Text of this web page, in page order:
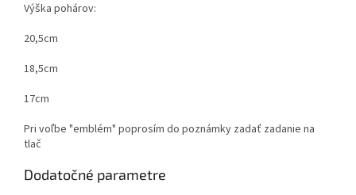
Výška pohárov:
20,5cm
18,5cm
17cm
Pri voľbe "emblém" poprosím do poznámky zadať zadanie na
tlač
Dodatočné parametre